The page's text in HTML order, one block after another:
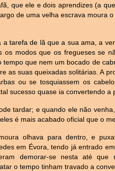
que ele e dois aprendizes (a
de uma velha escrava moura
a tarefa de lã que a sua ama, a
os modos que os fregueses se
tempo que nem um bocado de
as suas queixadas solitárias. A
ou se tosquiassem os
sucesso quase ia convertendo a
tardar; e quando ele não
é mais acabado oficial que o
olhava para dentro, e
em Évora, tendo já entrado
demorar-se nesta até
o tempo tinham travado a